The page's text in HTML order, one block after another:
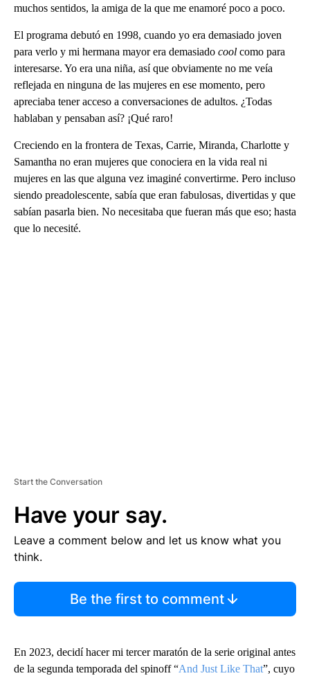
muchos sentidos, la amiga de la que me enamoré poco a poco.
El programa debutó en 1998, cuando yo era demasiado joven
para verlo y mi hermana mayor era demasiado cool como para
interesarse. Yo era una niña, así que obviamente no me veía
reflejada en ninguna de las mujeres en ese momento, pero
apreciaba tener acceso a conversaciones de adultos. ¿Todas
hablaban y pensaban así? ¡Qué raro!
Creciendo en la frontera de Texas, Carrie, Miranda, Charlotte y
Samantha no eran mujeres que conociera en la vida real ni
mujeres en las que alguna vez imaginé convertirme. Pero incluso
siendo preadolescente, sabía que eran fabulosas, divertidas y que
sabían pasarla bien. No necesitaba que fueran más que eso; hasta
que lo necesité.
Start the Conversation
Have your say.
Leave a comment below and let us know what you
think.
Be the first to comment
En 2023, decidí hacer mi tercer maratón de la serie original antes
de la segunda temporada del spinoff “And Just Like That”, cuyo